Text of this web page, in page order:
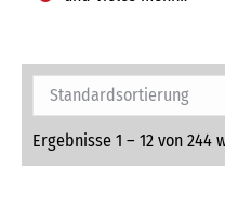
Ergebnisse 1 – 12 von 244